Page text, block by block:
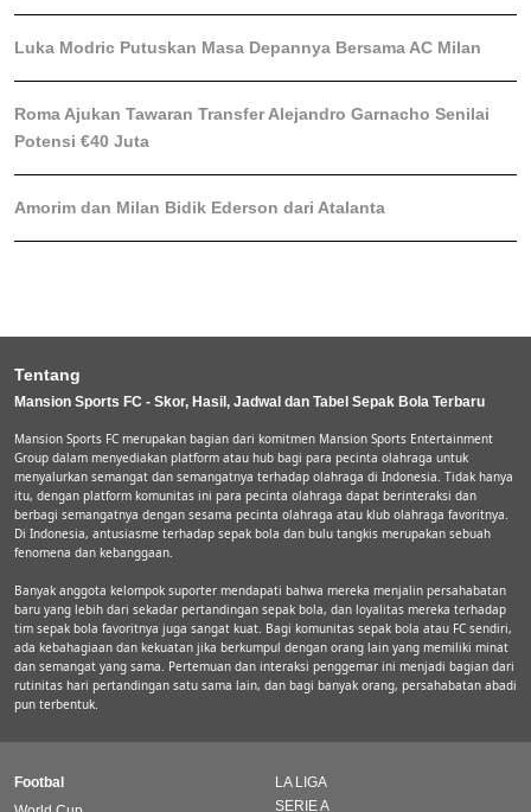
Luka Modric Putuskan Masa Depannya Bersama AC Milan
Roma Ajukan Tawaran Transfer Alejandro Garnacho Senilai
Potensi €40 Juta
Amorim dan Milan Bidik Ederson dari Atalanta
Tentang
Mansion Sports FC - Skor, Hasil, Jadwal dan Tabel Sepak Bola Terbaru
Mansion Sports FC merupakan bagian dari komitmen Mansion Sports Entertainment
Group dalam menyediakan platform atau hub bagi para pecinta olahraga untuk
menyalurkan semangat dan semangatnya terhadap olahraga di Indonesia. Tidak hanya
itu, dengan platform komunitas ini para pecinta olahraga dapat berinteraksi dan
berbagi semangatnya dengan sesama pecinta olahraga atau klub olahraga favoritnya.
Di Indonesia, antusiasme terhadap sepak bola dan bulu tangkis merupakan sebuah
fenomena dan kebanggaan.
Banyak anggota kelompok suporter mendapati bahwa mereka menjalin persahabatan
baru yang lebih dari sekadar pertandingan sepak bola, dan loyalitas mereka terhadap
tim sepak bola favoritnya juga sangat kuat. Bagi komunitas sepak bola atau FC sendiri,
ada kebahagiaan dan kekuatan jika berkumpul dengan orang lain yang memiliki minat
dan semangat yang sama. Pertemuan dan interaksi penggemar ini menjadi bagian dari
rutinitas hari pertandingan satu sama lain, dan bagi banyak orang, persahabatan abadi
pun terbentuk.
Footbal
LA LIGA
SERIE A